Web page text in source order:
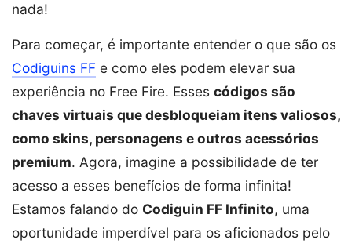
nada!
Para começar, é importante entender o que são os
Codiguins FF e como eles podem elevar sua
experiência no Free Fire. Esses códigos são
chaves virtuais que desbloqueiam itens valiosos,
como skins, personagens e outros acessórios
premium. Agora, imagine a possibilidade de ter
acesso a esses benefícios de forma infinita!
Estamos falando do Codiguin FF Infinito, uma
oportunidade imperdível para os aficionados pelo